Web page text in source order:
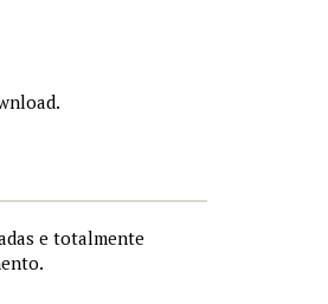
e totalmente